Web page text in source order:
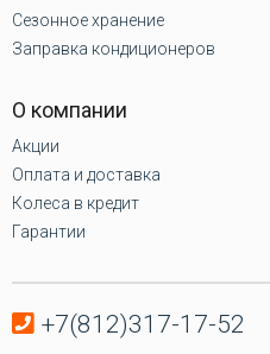
Сезонное хранение
Заправка кондиционеров
О компании
Акции
Оплата и доставка
Колеса в кредит
Гарантии
+7(812)317-17-52